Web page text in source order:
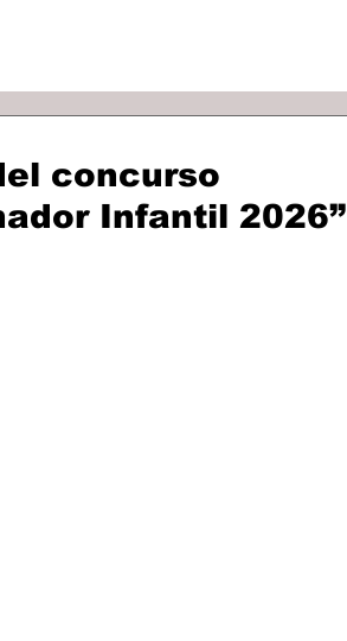
concurso
Infantil 2026”